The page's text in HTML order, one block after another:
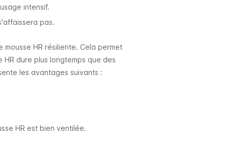
intensif.
pas.
HR résiliente. Cela permet
dure plus longtemps que des
les avantages suivants :
HR est bien ventilée.